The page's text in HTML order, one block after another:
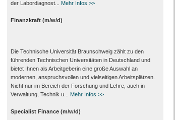
der Labor­diagnost...
Mehr Infos >>
Finanzkraft (m/w/d)
Die Technische Universität Braunschweig zählt zu den
führenden Technischen Universitäten in Deutschland und
bietet Ihnen als Arbeit­geberin eine große Auswahl an
modernen, anspruchsvollen und vielseitigen Arbeits­plätzen.
Nicht nur im Bereich der Forschung und Lehre, auch in
Verwaltung, Technik u...
Mehr Infos >>
Specialist Finance (m/w/d)